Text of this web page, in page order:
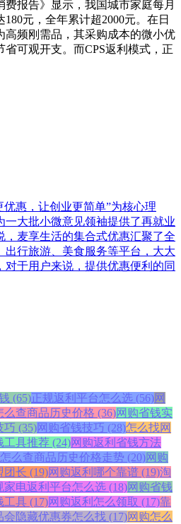
费报告》显示，我国城市家庭每月
元，全年累计超2000元。在日
高频刚需品，其采购成本的微小优
可观开支。而CPS返利模式，正
惠，让创业更简单”为核心理
一大批小微意见领袖提供了再就业
，麦享生活的集合式优惠汇聚了全
出行旅游、美食服务等平台，大大
对于用户来说，提供优惠便利的同
(65)正规返利平台怎么选 (56)网
么查商品历史价格 (36)网购省钱实
巧 (35)网购省钱技巧 (28)怎么找网
工具推荐 (24)网购返利省钱方法
怎么查商品历史价格走势 (20)网购
团长 (19)网购返利哪个靠谱 (19)淘
家电返利平台怎么选 (18)网购省钱
工具 (17)网购返利怎么领取 (17)靠
会隐藏优惠券怎么找 (17)网购怎么